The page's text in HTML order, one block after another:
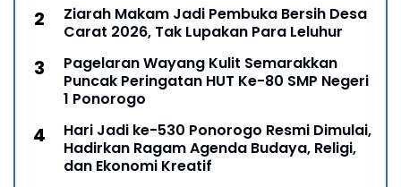
Ziarah Makam Jadi Pembuka Bersih Desa
Carat 2026, Tak Lupakan Para Leluhur
Pagelaran Wayang Kulit Semarakkan
Puncak Peringatan HUT Ke-80 SMP Negeri
1 Ponorogo
Hari Jadi ke-530 Ponorogo Resmi Dimulai,
Hadirkan Ragam Agenda Budaya, Religi,
dan Ekonomi Kreatif